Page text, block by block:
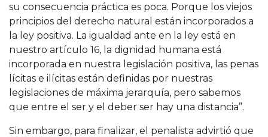
su consecuencia práctica es poca. Porque los viejos
principios del derecho natural están incorporados a
la ley positiva. La igualdad ante en la ley está en
nuestro artículo 16, la dignidad humana está
incorporada en nuestra legislación positiva, las penas
lícitas e ilícitas están definidas por nuestras
legislaciones de máxima jerarquía, pero sabemos
que entre el ser y el deber ser hay una distancia”.
Sin embargo, para finalizar, el penalista advirtió que